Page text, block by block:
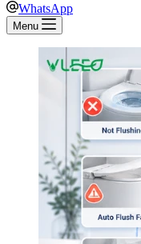
WhatsApp
Menu